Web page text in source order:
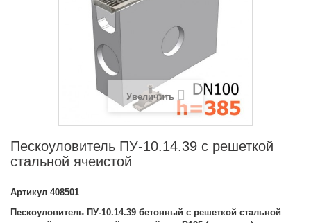
Увеличить
Пескоуловитель ПУ-10.14.39 с решеткой
стальной ячеистой
Артикул 408501
Пескоуловитель ПУ-10.14.39 бетонный с решеткой стальной